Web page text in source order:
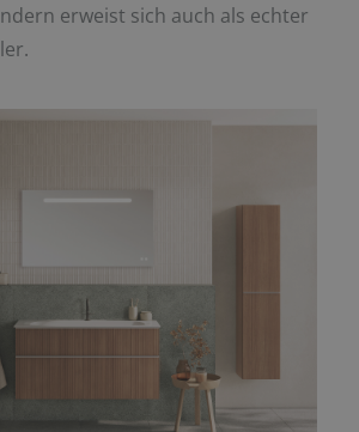
erweist sich auch als echter